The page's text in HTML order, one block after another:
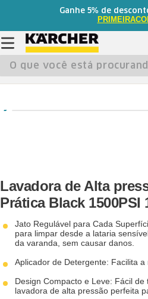
Ganhe 5%de
O que você está procurando?
Lavadora de Alta
Prática Black 1500PSI
Jato Regulável para Cada
para limpar desde a lataria
da varanda, sem causar danos.
Aplicador de Detergente: Facilita
Design Compacto e Leve: Fácil
lavadora de alta pressão perfeita